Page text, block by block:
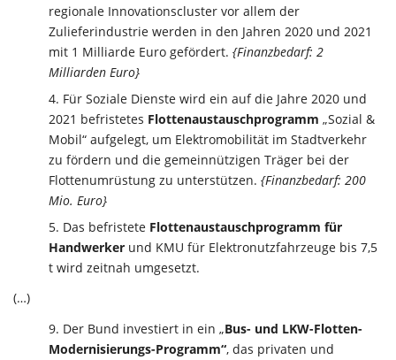
regionale Innovationscluster vor allem der
Zulieferindustrie werden in den Jahren 2020 und 2021
mit 1 Milliarde Euro gefördert. {Finanzbedarf: 2
Milliarden Euro}
Für Soziale Dienste wird ein auf die Jahre 2020 und
2021 befristetes Flottenaustauschprogramm „Sozial &
Mobil“ aufgelegt, um Elektromobilität im Stadtverkehr
zu fördern und die gemeinnützigen Träger bei der
Flottenumrüstung zu unterstützen. {Finanzbedarf: 200
Mio. Euro}
Das befristete Flottenaustauschprogramm für
Handwerker und KMU für Elektronutzfahrzeuge bis 7,5
t wird zeitnah umgesetzt.
(…)
Der Bund investiert in ein „Bus- und LKW-Flotten-
Modernisierungs-Programm“, das privaten und